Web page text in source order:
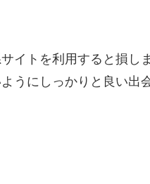
イトを利用すると損し
うにしっかりと良い出